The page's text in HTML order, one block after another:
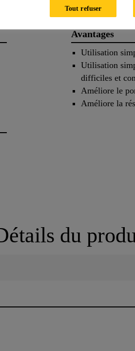
Avantages
Utilisation
Utilisation
difficiles et
Améliore le
Améliore la
du
Tout refuser